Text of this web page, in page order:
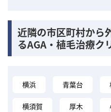
近隣の市区町村から
るAGA・植毛治療ク
横浜 青葉台
横須賀 厚木